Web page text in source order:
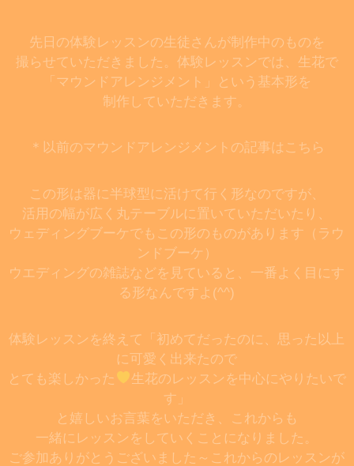
先日の体験レッスンの生徒さんが制作中のものを
撮らせていただきました。 体験レッスンでは、生花で
「マウンドアレンジメント」という基本形を
制作していただきます。
＊以前のマウンドアレンジメントの記事はこちら
この形は器に半球型に活けて行く形なのですが、
活用の幅が広く丸テーブルに置いていただいたり、
ウェディングブーケでもこの形のものがあります（ラウ
ンドブーケ）
ウエディングの雑誌などを見ていると、一番よく目にす
る形なんですよ(^^)
体験レッスンを終えて「初めてだったのに、思った以上
に可愛く出来たので
とても楽しかった
生花のレッスンを中心にやりたいで
す」
と嬉しいお言葉をいただき、これからも
一緒にレッスンをしていくことになりました。
ご参加ありがとうございました～これからのレッスンが